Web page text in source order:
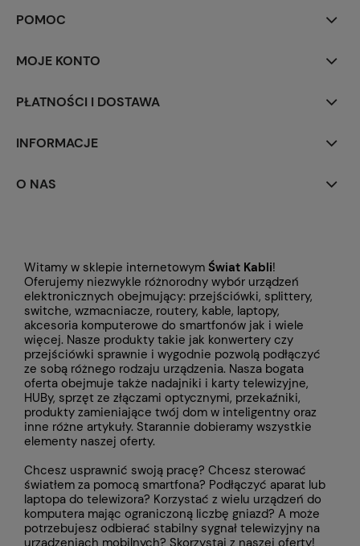
POMOC
MOJE KONTO
PŁATNOŚCI I DOSTAWA
INFORMACJE
O NAS
Witamy w sklepie internetowym Świat Kabli!
Oferujemy niezwykle różnorodny wybór urządzeń
elektronicznych obejmujący: przejściówki, splittery,
switche, wzmacniacze, routery, kable, laptopy,
akcesoria komputerowe do smartfonów jak i wiele
więcej. Nasze produkty takie jak konwertery czy
przejściówki sprawnie i wygodnie pozwolą podłączyć
ze sobą różnego rodzaju urządzenia. Nasza bogata
oferta obejmuje także nadajniki i karty telewizyjne,
HUBy, sprzęt ze złączami optycznymi, przekaźniki,
produkty zamieniające twój dom w inteligentny oraz
inne różne artykuły. Starannie dobieramy wszystkie
elementy naszej oferty.
Chcesz usprawnić swoją pracę? Chcesz sterować
światłem za pomocą smartfona? Podłączyć aparat lub
laptopa do telewizora? Korzystać z wielu urządzeń do
komputera mając ograniczoną liczbę gniazd? A może
potrzebujesz odbierać stabilny sygnał telewizyjny na
urządzeniach mobilnych? Skorzystaj z naszej oferty!